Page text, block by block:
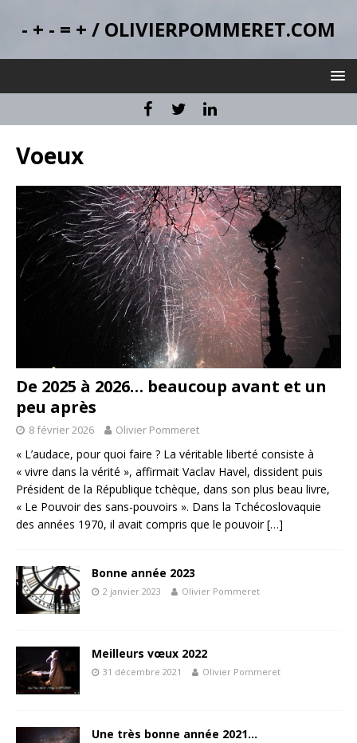
- + - = + / OLIVIERPOMMERET.COM
Voeux
De 2025 à 2026… beaucoup avant et un
peu après
8 février 2026 Olivier Pommeret
« L’audace, pour quoi faire ? La véritable liberté consiste à
« vivre dans la vérité », affirmait Vaclav Havel, dissident puis
Président de la République tchèque, dans son plus beau livre,
« Le Pouvoir des sans-pouvoirs ». Dans la Tchécoslovaquie
des années 1970, il avait compris que le pouvoir[…]
Bonne année 2023
2 janvier 2023 Olivier Pommeret
Meilleurs vœux 2022
31 décembre 2021 Olivier Pommeret
Une très bonne année 2021…